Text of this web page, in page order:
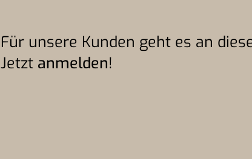
Für unsere Kunden geht es an
Jetzt anmelden!